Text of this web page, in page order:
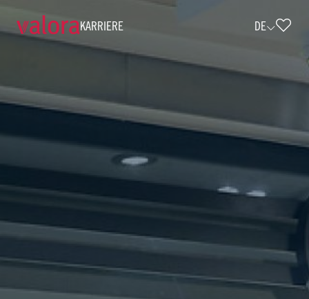
KARRIERE DE
Verkäufer cigo - 40 Std./Monat (w/